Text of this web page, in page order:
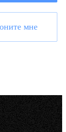
мне